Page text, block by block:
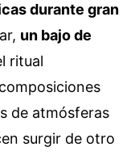
durante gran
un bajo de
ritual
de atmósferas
surgir de otro